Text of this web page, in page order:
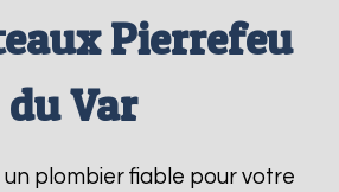
Pierrefeu
du Var
un plombier fiable pour votre